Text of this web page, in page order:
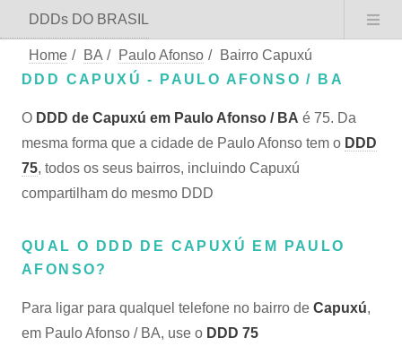
DDDs DO BRASIL
Home / BA / Paulo Afonso /
Bairro Capuxú
DDD CAPUXÚ - PAULO AFONSO / BA
O DDD de Capuxú em Paulo Afonso / BA é 75. Da
mesma forma que a cidade de Paulo Afonso tem o DDD
75, todos os seus bairros, incluindo Capuxú
compartilham do mesmo DDD
QUAL O DDD DE CAPUXÚ EM PAULO
AFONSO?
Para ligar para qualquel telefone no bairro de Capuxú,
em Paulo Afonso / BA, use o DDD 75